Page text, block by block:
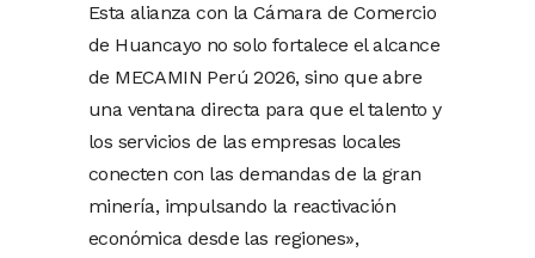
Esta alianza con la Cámara de Comercio
de Huancayo no solo fortalece el alcance
de MECAMIN Perú 2026, sino que abre
una ventana directa para que el talento y
los servicios de las empresas locales
conecten con las demandas de la gran
minería, impulsando la reactivación
económica desde las regiones»,